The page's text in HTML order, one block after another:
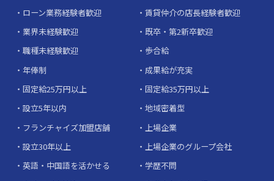
ローン業務経験者歓迎
賃貸仲介の店長経験者歓迎
業界未経験歓迎
既卒・第2新卒歓迎
職種未経験歓迎
歩合給
年俸制
成果給が充実
固定給25万円以上
固定給35万円以上
設立5年以内
地域密着型
フランチャイズ加盟店舗
上場企業
設立30年以上
上場企業のグループ会社
英語・中国語を活かせる
学歴不問